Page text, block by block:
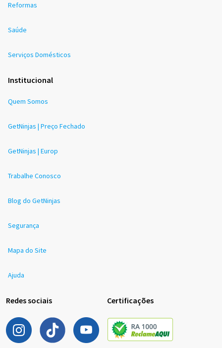
Reformas
Saúde
Serviços Domésticos
Institucional
Quem Somos
GetNinjas | Preço Fechado
GetNinjas | Europ
Trabalhe Conosco
Blog do GetNinjas
Segurança
Mapa do Site
Ajuda
Redes sociais Certificações